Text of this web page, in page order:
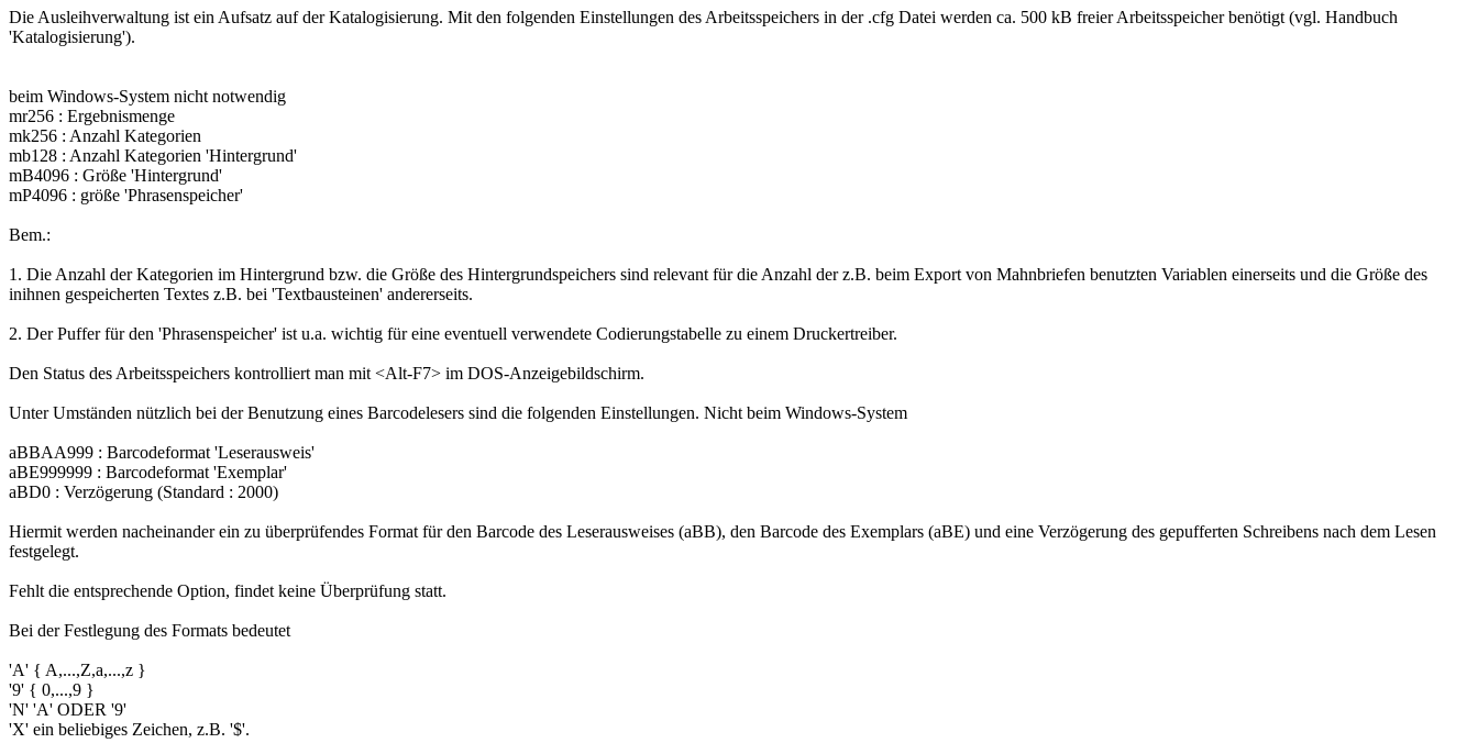
Die Ausleihverwaltung ist ein Aufsatz auf der Katalogisierung. Mit den folgenden Einstellungen des Arbeitsspeichers in der .cfg Datei werden ca. 500 kB freier Arbeitsspeicher benötigt (vgl. Handbuch
'Katalogisierung').
beim Windows-System nicht notwendig
mr256 : Ergebnismenge
mk256 : Anzahl Kategorien
mb128 : Anzahl Kategorien 'Hintergrund'
mB4096 : Größe 'Hintergrund'
mP4096 : größe 'Phrasenspeicher'
Bem.:
1. Die Anzahl der Kategorien im Hintergrund bzw. die Größe des Hintergrundspeichers sind relevant für die Anzahl der z.B. beim Export von Mahnbriefen benutzten Variablen einerseits und die Größe des
inihnen gespeicherten Textes z.B. bei 'Textbausteinen' andererseits.
2. Der Puffer für den 'Phrasenspeicher' ist u.a. wichtig für eine eventuell verwendete Codierungstabelle zu einem Druckertreiber.
Den Status des Arbeitsspeichers kontrolliert man mit <Alt-F7> im DOS-Anzeigebildschirm.
Unter Umständen nützlich bei der Benutzung eines Barcodelesers sind die folgenden Einstellungen. Nicht beim Windows-System
aBBAA999 : Barcodeformat 'Leserausweis'
aBE999999 : Barcodeformat 'Exemplar'
aBD0 : Verzögerung (Standard : 2000)
Hiermit werden nacheinander ein zu überprüfendes Format für den Barcode des Leserausweises (aBB), den Barcode des Exemplars (aBE) und eine Verzögerung des gepufferten Schreibens nach dem Lesen
festgelegt.
Fehlt die entsprechende Option, findet keine Überprüfung statt.
Bei der Festlegung des Formats bedeutet
'A' { A,...,Z,a,...,z }
'9' { 0,...,9 }
'N' 'A' ODER '9'
'X' ein beliebiges Zeichen, z.B. '$'.